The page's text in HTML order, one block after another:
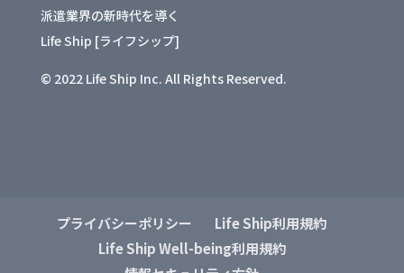
派遣業界の新時代を導く
Life Ship [ライフシップ]
© 2022 Life Ship Inc. All Rights Reserved.
プライバシーポリシー
Life Ship利用規約
Life Ship Well-being利用規約